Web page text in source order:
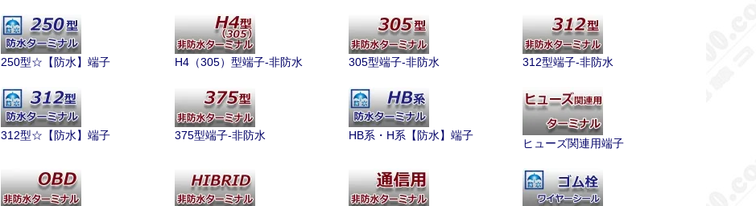
250型☆【防水】端子 H4（305）型端子-非防水 305型端子-非防水 312型端子-非防水
312型☆【防水】端子 375型端子-非防水 HB系・H系【防水】端子
ヒューズ関連用端子